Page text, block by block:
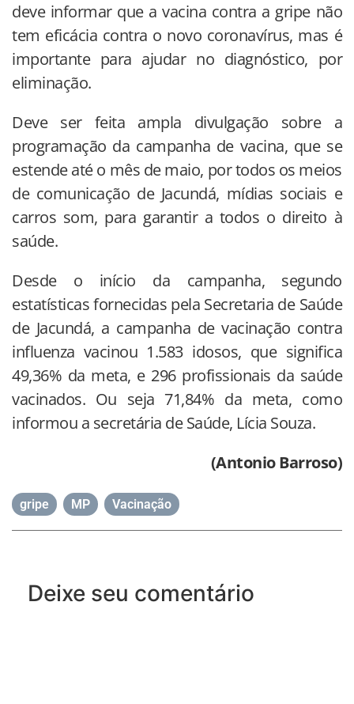
deve informar que a vacina contra a gripe não
tem eficácia contra o novo coronavírus, mas é
importante para ajudar no diagnóstico, por
eliminação.
Deve ser feita ampla divulgação sobre a
programação da campanha de vacina, que se
estende até o mês de maio, por todos os meios
de comunicação de Jacundá, mídias sociais e
carros som, para garantir a todos o direito à
saúde.
Desde o início da campanha, segundo
estatísticas fornecidas pela Secretaria de Saúde
de Jacundá, a campanha de vacinação contra
influenza vacinou 1.583 idosos, que significa
49,36% da meta, e 296 profissionais da saúde
vacinados. Ou seja 71,84% da meta, como
informou a secretária de Saúde, Lícia Souza.
(Antonio Barroso)
gripe MP Vacinação
Deixe seu comentário